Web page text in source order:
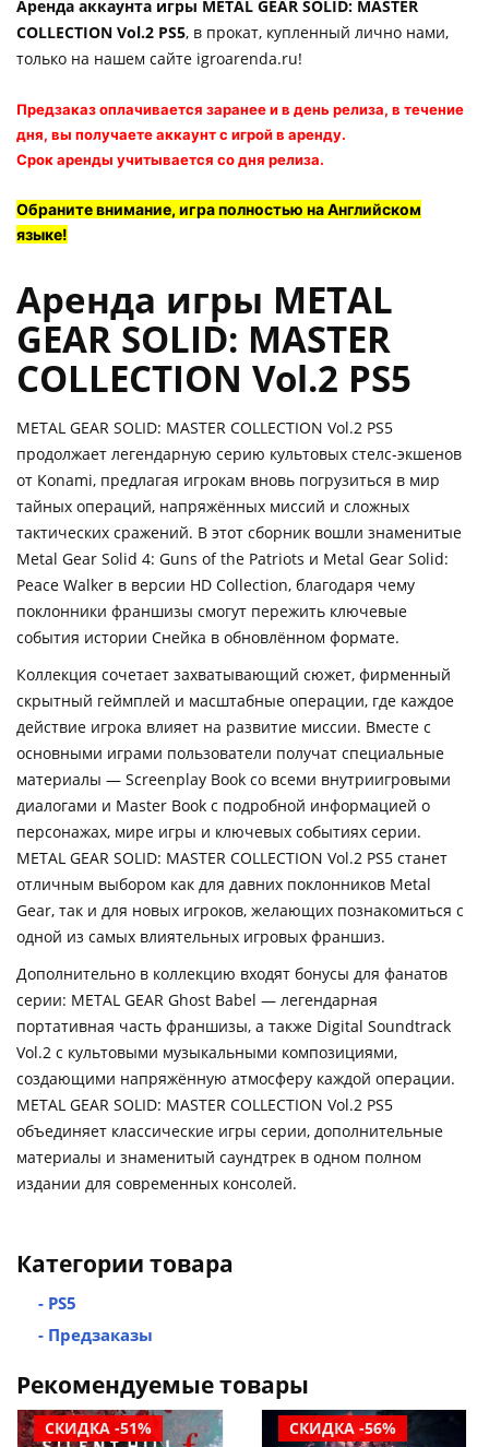
Аренда аккаунта игры METAL GEAR SOLID: MASTER
COLLECTION Vol.2 PS5, в прокат, купленный лично нами,
только на нашем сайте igroarenda.ru!
Предзаказ оплачивается заранее и в день релиза, в течение
дня, вы получаете аккаунт с игрой в аренду.
Срок аренды учитывается со дня релиза.
Обраните внимание, игра полностью на Английском
языке!
Аренда игры METAL
GEAR SOLID: MASTER
COLLECTION Vol.2 PS5
METAL GEAR SOLID: MASTER COLLECTION Vol.2 PS5
продолжает легендарную серию культовых стелс-экшенов
от Konami, предлагая игрокам вновь погрузиться в мир
тайных операций, напряжённых миссий и сложных
тактических сражений. В этот сборник вошли знаменитые
Metal Gear Solid 4: Guns of the Patriots и Metal Gear Solid:
Peace Walker в версии HD Collection, благодаря чему
поклонники франшизы смогут пережить ключевые
события истории Снейка в обновлённом формате.
Коллекция сочетает захватывающий сюжет, фирменный
скрытный геймплей и масштабные операции, где каждое
действие игрока влияет на развитие миссии. Вместе с
основными играми пользователи получат специальные
материалы — Screenplay Book со всеми внутриигровыми
диалогами и Master Book с подробной информацией о
персонажах, мире игры и ключевых событиях серии.
METAL GEAR SOLID: MASTER COLLECTION Vol.2 PS5 станет
отличным выбором как для давних поклонников Metal
Gear, так и для новых игроков, желающих познакомиться с
одной из самых влиятельных игровых франшиз.
Дополнительно в коллекцию входят бонусы для фанатов
серии: METAL GEAR Ghost Babel — легендарная
портативная часть франшизы, а также Digital Soundtrack
Vol.2 с культовыми музыкальными композициями,
создающими напряжённую атмосферу каждой операции.
METAL GEAR SOLID: MASTER COLLECTION Vol.2 PS5
объединяет классические игры серии, дополнительные
материалы и знаменитый саундтрек в одном полном
издании для современных консолей.
Категории товара
- PS5
- Предзаказы
Рекомендуемые товары
СКИДКА -51%
СКИДКА -56%